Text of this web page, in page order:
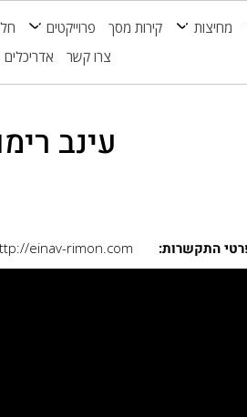
מחיצות קירות מסך פרוייקטים
צרו קשר
אדריכלים
עינב
התקשרות: